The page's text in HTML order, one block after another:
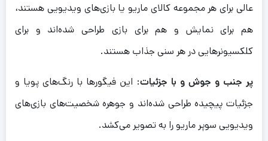
عالی برای هر مجموعه کالای ماریو یا بازی‌های ویدیویی هستند،
هم برای نمایش و هم برای بازی طراحی شده‌اند و برای
کلکسیونرهایی در هر سنی جذاب هستند.
پر جنب و جوش و با جزئیات: این فیگورها با رنگ‌های پویا و
جزئیات پیچیده طراحی شده‌اند و جوهره شخصیت‌های بازی‌های
ویدیویی سوپر ماریو را به تصویر می‌کشد.